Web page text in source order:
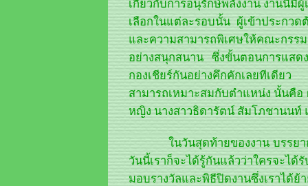
เกี่ยวกับการอนุรักษ์พลังงาน งานนี้มี
เลือกในแต่ละรอบนั้น ผู้เข้าประกว
และความสามารถพิเศษให้คณะกร
อย่างสนุกสนาน ซึ่งขั้นตอนการแสดง
กองเชียร์กันอย่างคึกคักเลยทีเดี
สามารถเหมาะสมกับตำแหน่ง นั้นคือ
หญิง นางสาวธิดารัตน์ สัมโภชานนท์
ในวันสุดท้ายของงาน บรรยากา
วันนี้เราก็จะได้รู้กันแล้วว่าใครจะไ
มอบรางวัลและพิธีปิดงานซึ่งเราไ